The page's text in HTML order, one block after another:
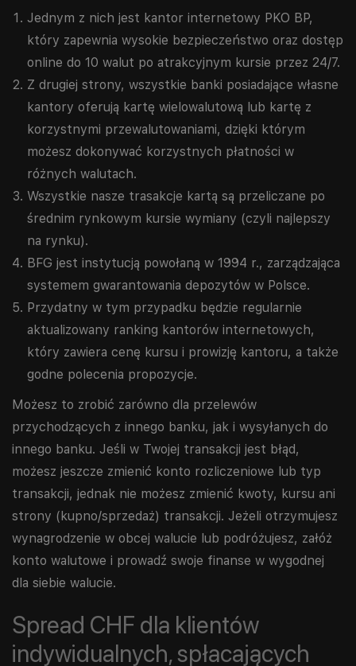
Jednym z nich jest kantor internetowy PKO BP,
który zapewnia wysokie bezpieczeństwo oraz dostęp
online do 10 walut po atrakcyjnym kursie przez 24/7.
Z drugiej strony, wszystkie banki posiadające własne
kantory oferują kartę wielowalutową lub kartę z
korzystnymi przewalutowaniami, dzięki którym
możesz dokonywać korzystnych płatności w
różnych walutach.
Wszystkie nasze trasakcje kartą są przeliczane po
średnim rynkowym kursie wymiany (czyli najlepszy
na rynku).
BFG jest instytucją powołaną w 1994 r., zarządzająca
systemem gwarantowania depozytów w Polsce.
Przydatny w tym przypadku będzie regularnie
aktualizowany ranking kantorów internetowych,
który zawiera cenę kursu i prowizję kantoru, a także
godne polecenia propozycje.
Możesz to zrobić zarówno dla przelewów
przychodzących z innego banku, jak i wysyłanych do
innego banku. Jeśli w Twojej transakcji jest błąd,
możesz jeszcze zmienić konto rozliczeniowe lub typ
transakcji, jednak nie możesz zmienić kwoty, kursu ani
strony (kupno/sprzedaż) transakcji. Jeżeli otrzymujesz
wynagrodzenie w obcej walucie lub podróżujesz, załóż
konto walutowe i prowadź swoje finanse w wygodnej
dla siebie walucie.
Spread CHF dla klientów
indywidualnych, spłacających